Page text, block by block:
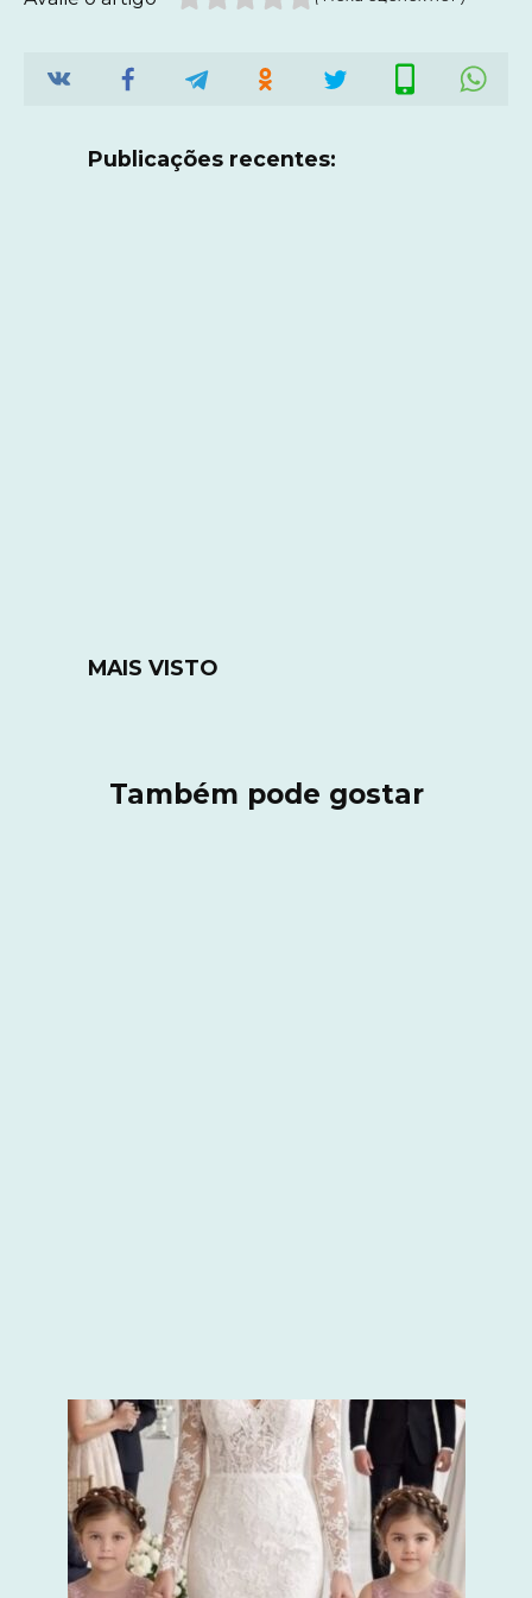
Publicações recentes:
MAIS VISTO
Também pode gostar